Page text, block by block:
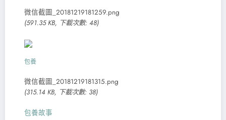
微信截圖_20181219181259.png
(591.35 KB, 下載次數: 48)
包養
微信截圖_20181219181315.png
(315.14 KB, 下載次數: 38)
包養故事